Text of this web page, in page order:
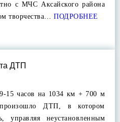
с МЧС Аксайского района
творчества… ПОДРОБНЕЕ
ДТП
15 часов на 1034 км + 700 м
ДТП, в котором
управляя неустановленным